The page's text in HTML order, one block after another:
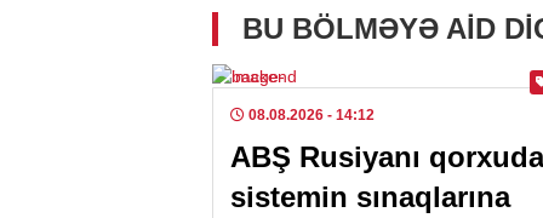
BU BÖLMƏYƏ AID
08.08.2026 - 14:12
ABŞ Rusiyanı
sistemin sınaqlarına